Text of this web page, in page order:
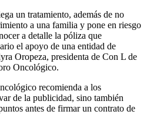
un tratamiento, además de no
a una familia y pone en riesgo
a detalle la póliza que
el apoyo de una entidad de
Oropeza, presidenta de Con L de
Oncológico.
recomienda a los
de la publicidad, sino también
antes de firmar un contrato de